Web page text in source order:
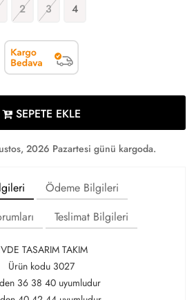
2 3 4
SEPETE EKLE
2026 Pazartesi günü kargoda.
Ödeme Bilgileri
Teslimat Bilgileri
TASARIM TAKIM
Ürün kodu 3027
36 38 40 uyumludur